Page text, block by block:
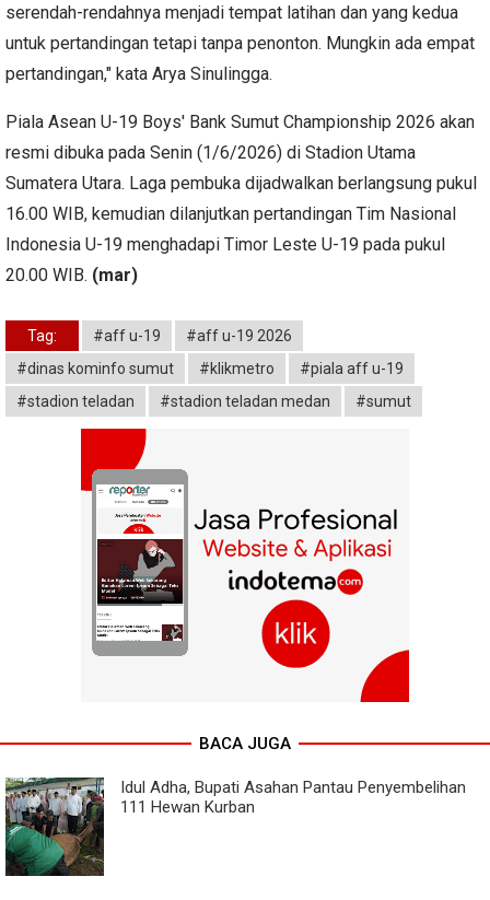
serendah-rendahnya menjadi tempat latihan dan yang kedua
untuk pertandingan tetapi tanpa penonton. Mungkin ada empat
pertandingan," kata Arya Sinulingga.
Piala Asean U-19 Boys' Bank Sumut Championship 2026 akan
resmi dibuka pada Senin (1/6/2026) di Stadion Utama
Sumatera Utara. Laga pembuka dijadwalkan berlangsung pukul
16.00 WIB, kemudian dilanjutkan pertandingan Tim Nasional
Indonesia U-19 menghadapi Timor Leste U-19 pada pukul
20.00 WIB. (mar)
Tag: #aff u-19
#aff u-19 2026
#dinas kominfo sumut
#klikmetro
#piala aff u-19
#stadion teladan
#stadion teladan medan #sumut
BACA JUGA
Idul Adha, Bupati Asahan Pantau Penyembelihan
111 Hewan Kurban